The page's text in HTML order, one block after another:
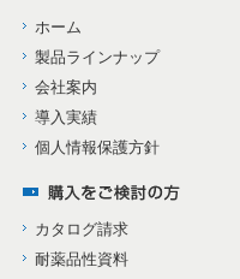
ホーム
製品ラインナップ
会社案内
導入実績
個人情報保護方針
カタログ請求
耐薬品性資料